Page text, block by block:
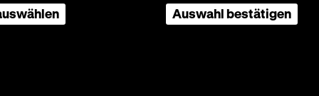
Auswahl bestätigen